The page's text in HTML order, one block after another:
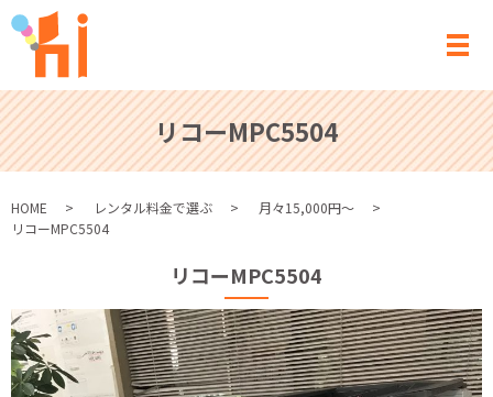
メ
リコーMPC5504
HOME レンタル料金で選ぶ
月々15,000円～
リコーMPC5504
リコーMPC5504